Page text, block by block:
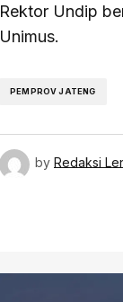
Rektor Undip
Unimus.
PEMPROV JATENG
by Redaksi